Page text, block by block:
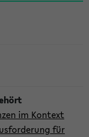
im Kontext
für